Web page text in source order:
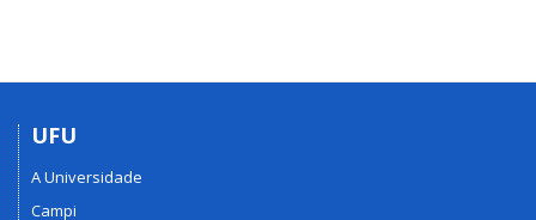
UFU
A Universidade
Campi